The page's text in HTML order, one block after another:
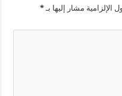
الإلزامية مشار إليها بـ*